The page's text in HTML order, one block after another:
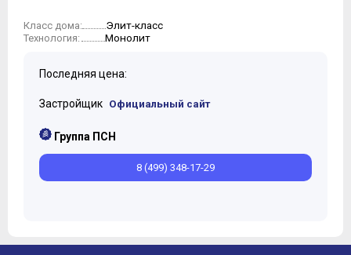
Класс дома: Элит-класс
Технология: Монолит
Последняя цена:
Застройщик Официальный сайт
Группа ПСН
8 (499) 348-17-29